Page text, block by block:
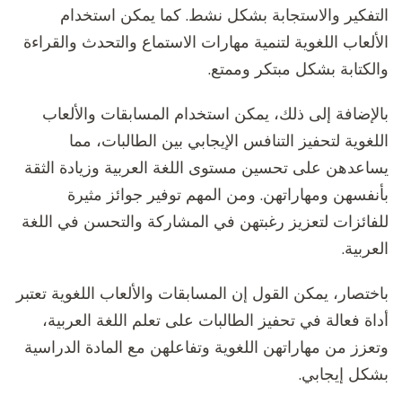
التفكير والاستجابة بشكل نشط. كما يمكن استخدام
الألعاب اللغوية لتنمية مهارات الاستماع والتحدث والقراءة
والكتابة بشكل مبتكر وممتع.
بالإضافة إلى ذلك، يمكن استخدام المسابقات والألعاب
اللغوية لتحفيز التنافس الإيجابي بين الطالبات، مما
يساعدهن على تحسين مستوى اللغة العربية وزيادة الثقة
بأنفسهن ومهاراتهن. ومن المهم توفير جوائز مثيرة
للفائزات لتعزيز رغبتهن في المشاركة والتحسن في اللغة
العربية.
باختصار، يمكن القول إن المسابقات والألعاب اللغوية تعتبر
أداة فعالة في تحفيز الطالبات على تعلم اللغة العربية،
وتعزز من مهاراتهن اللغوية وتفاعلهن مع المادة الدراسية
بشكل إيجابي.